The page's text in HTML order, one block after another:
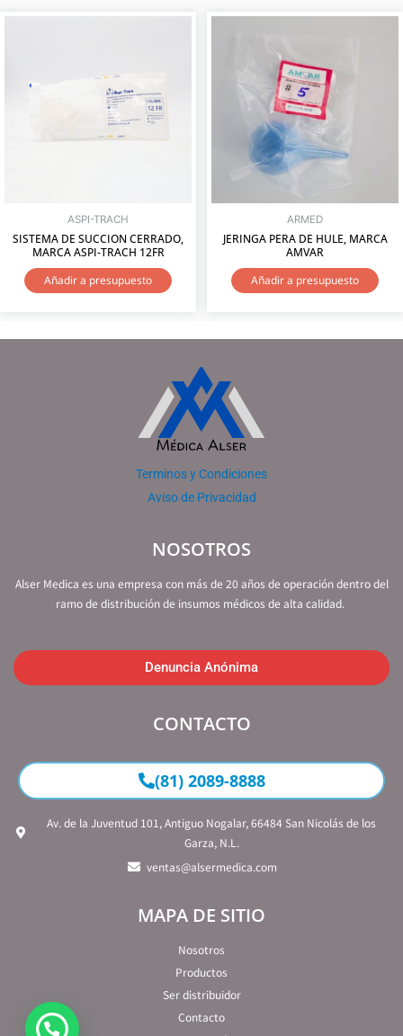
ASPI-TRACH
SISTEMA DE SUCCION CERRADO,
MARCA ASPI-TRACH 12FR
Añadir a presupuesto
ARMED
JERINGA PERA DE HULE, MARCA
AMVAR
Añadir a presupuesto
Terminos y Condiciones
Aviso de Privacidad
NOSOTROS
Alser Medica es una empresa con más de 20 años de operación dentro del
ramo de distribución de insumos médicos de alta calidad.
Denuncia Anónima
CONTACTO
(81) 2089-8888
Av. de la Juventud 101, Antiguo Nogalar, 66484 San Nicolás de los
Garza, N.L.
ventas@alsermedica.com
MAPA DE SITIO
Nosotros
Productos
Ser distribuidor
Contacto